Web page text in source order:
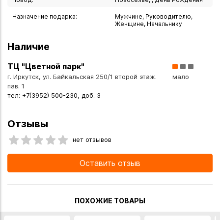
- Ручная работа мастеров высшего класса
камня
- Изысканная форма на ножке
- Каждый экземпляр имеет неповторимый природный
рисунок
Магические свойства чароита:
- Считается, что чароит обладает магическими
и раскрыть внутренние способности человека.
Использование:
Назначение подарка:
Мужчине, Руководителю,
Женщине, Начальнику
Наличие
ТЦ "Цветной парк"
г. Иркутск, ул. Байкальская 250/1 второй этаж.
пав. 1
тел: +7(3952) 500-230, доб. 3
мало
Отзывы
нет отзывов
Оставить отзыв
ПОХОЖИЕ ТОВАРЫ